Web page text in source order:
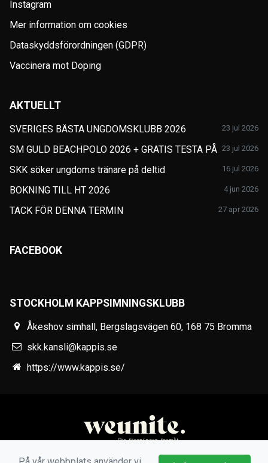
Instagram
Mer information om cookies
Dataskyddsförordningen (GDPR)
Vaccinera mot Doping
AKTUELLT
SVERIGES BÄSTA UNGDOMSKLUBB 2026 23 jul 2026
SM GULD BEACHPOLO 2026 + GRATIS TESTA PÅ 23 jul 2026
SKK söker ungdoms tränare på deltid 16 jul 2026
BOKNING TILL HT 2026 4 jun 2026
TACK FÖR DENNA TERMIN 27 apr 2026
FACEBOOK
STOCKHOLM KAPPSIMNINGSKLUBB
Åkeshov simhall, Bergslagsvägen 60, 168 75 Bromma
skk.kansli@kappis.se
https://www.kappis.se/